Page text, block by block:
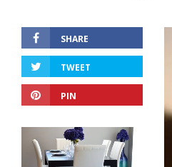
SHARE
TWEET
PIN